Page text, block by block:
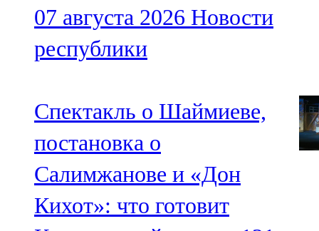
07 августа 2026 Новости
республики
Спектакль о Шаймиеве,
постановка о
Салимжанове и «Дон
Кихот»: что готовит